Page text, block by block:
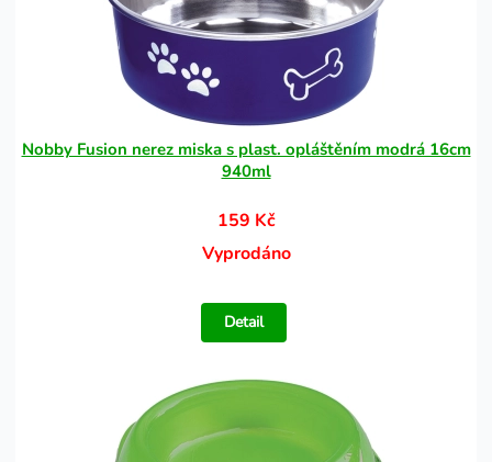
Nobby Fusion nerez miska s plast. opláštěním modrá 16cm
940ml
159 Kč
Vyprodáno
Detail